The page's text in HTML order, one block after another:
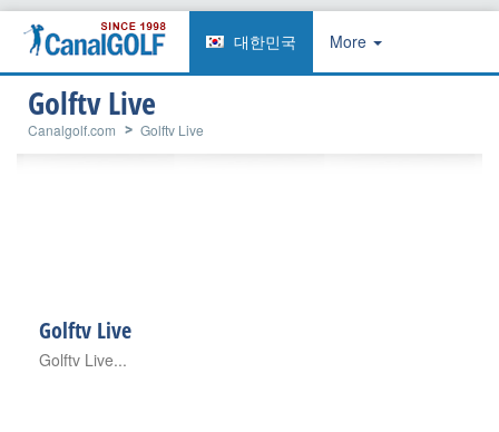
대한민국 More
Golftv Live
Canalgolf.com Golftv Live
Golftv Live
Golftv Live...